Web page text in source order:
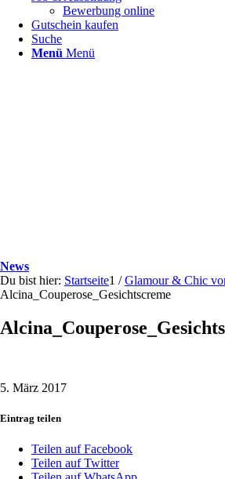
Bewerbung online
Gutschein kaufen
Suche
Menü Menü
News
Du bist hier: Startseite1 / Glamour & Chic
Alcina_Couperose_Gesichtscreme
5. März 2017
Eintrag teilen
Teilen auf Facebook
Teilen auf Twitter